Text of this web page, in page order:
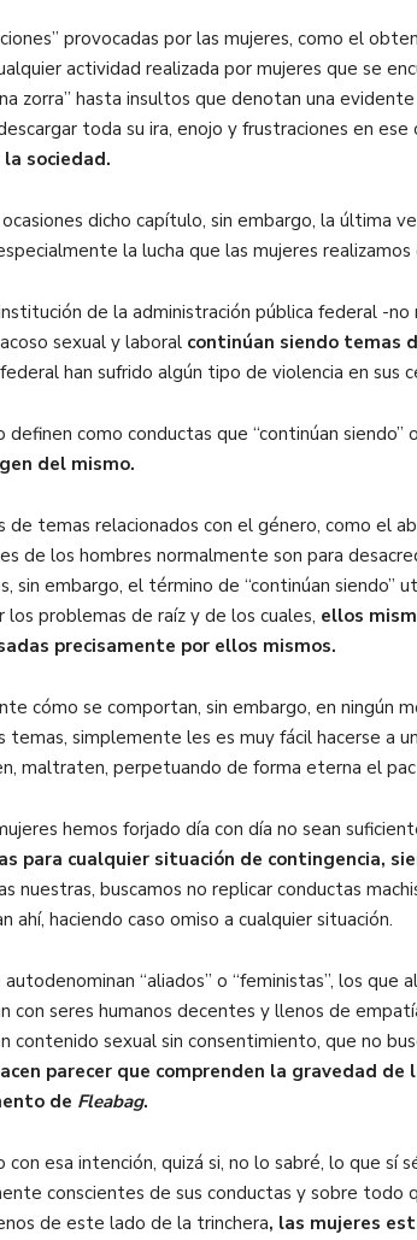
provocadas por las mujeres, como el
actividad realizada por mujeres que se
zorra” hasta insultos que denotan una
toda su ira, enojo y frustraciones en ese
sociedad.
dicho capítulo, sin embargo, la última
la lucha que las mujeres realizamos
de la administración pública federal -
sexual y laboral continúan siendo temas
han sufrido algún tipo de violencia en sus
como conductas que “continúan siendo”
del mismo.
de temas relacionados con el género, como el
de los hombres normalmente son para
embargo, el término de “continúan siendo”
problemas de raíz y de los cuales, ellos
precisamente por ellos mismos.
cómo se comportan, sin embargo, en ningún
temas, simplemente les es muy fácil hacerse a
maltraten, perpetuando de forma eterna el
hemos forjado día con día no sean
para cualquier situación de contingencia,
nuestras, buscamos no replicar conductas
haciendo caso omiso a cualquier situación.
“aliados” o “feministas”, los que
seres humanos decentes y llenos de
contenido sexual sin consentimiento, que no
parecer que comprenden la gravedad
de Fleabag.
esa intención, quizá si, no lo sabré, lo que sí
conscientes de sus conductas y sobre todo
de este lado de la trinchera, las mujeres